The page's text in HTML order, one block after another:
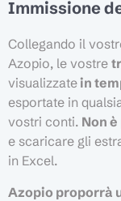
Immissione
Collegando il
Azopio, le vostre
visualizzate in
esportate in
vostri conti. Non
e scaricare gli
in Excel.
Azopio proporrà